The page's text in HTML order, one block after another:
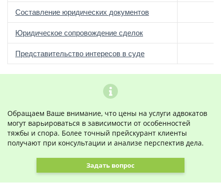
Составление юридических документов
Юридическое сопровождение сделок
Представительство интересов в суде
Обращаем Ваше внимание, что цены на услуги адвокатов
могут варьироваться в зависимости от особенностей
тяжбы и спора. Более точный прейскурант клиенты
получают при консультации и анализе перспектив дела.
Задать вопрос